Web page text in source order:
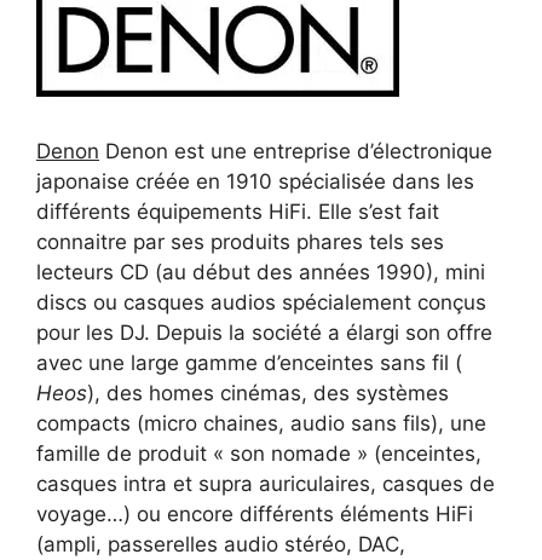
Denon Denon est une entreprise d’électronique
japonaise créée en 1910 spécialisée dans les
différents équipements HiFi. Elle s’est fait
connaitre par ses produits phares tels ses
lecteurs CD (au début des années 1990), mini
discs ou casques audios spécialement conçus
pour les DJ. Depuis la société a élargi son offre
avec une large gamme d’enceintes sans fil (
Heos), des homes cinémas, des systèmes
compacts (micro chaines, audio sans fils), une
famille de produit « son nomade » (enceintes,
casques intra et supra auriculaires, casques de
voyage…) ou encore différents éléments HiFi
(ampli, passerelles audio stéréo, DAC,